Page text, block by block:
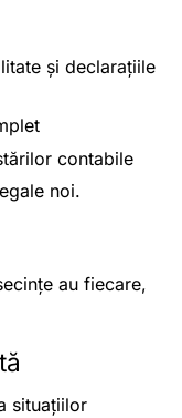
și declarațiile
contabile
noi.
au fiecare,
situațiilor